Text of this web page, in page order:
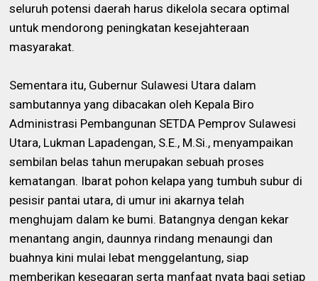
seluruh potensi daerah harus dikelola secara optimal
untuk mendorong peningkatan kesejahteraan
masyarakat.
Sementara itu, Gubernur Sulawesi Utara dalam
sambutannya yang dibacakan oleh Kepala Biro
Administrasi Pembangunan SETDA Pemprov Sulawesi
Utara, Lukman Lapadengan, S.E., M.Si., menyampaikan
sembilan belas tahun merupakan sebuah proses
kematangan. Ibarat pohon kelapa yang tumbuh subur di
pesisir pantai utara, di umur ini akarnya telah
menghujam dalam ke bumi. Batangnya dengan kekar
menantang angin, daunnya rindang menaungi dan
buahnya kini mulai lebat menggelantung, siap
memberikan kesegaran serta manfaat nyata bagi setiap